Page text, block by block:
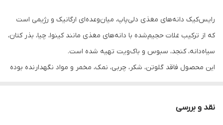
رایس‌کیک دانه‌های مغذی دلی‌پاپ، میان‌وعده‌ای ارگانیک و رژیمی است
که از ترکیب غلات حجیم‌شده با دانه‌های مغذی مانند کینوا، چیا، بذر کتان،
سیاه‌دانه، کنجد، سبوس و باک‌ویت تهیه شده است.
این محصول فاقد گلوتن، شکر، چربی، نمک، مخمر و مواد نگهدارنده بوده
دنبال یک تغذیه سالم و سبک زندگی متعادل هستند.
نقد و بررسی